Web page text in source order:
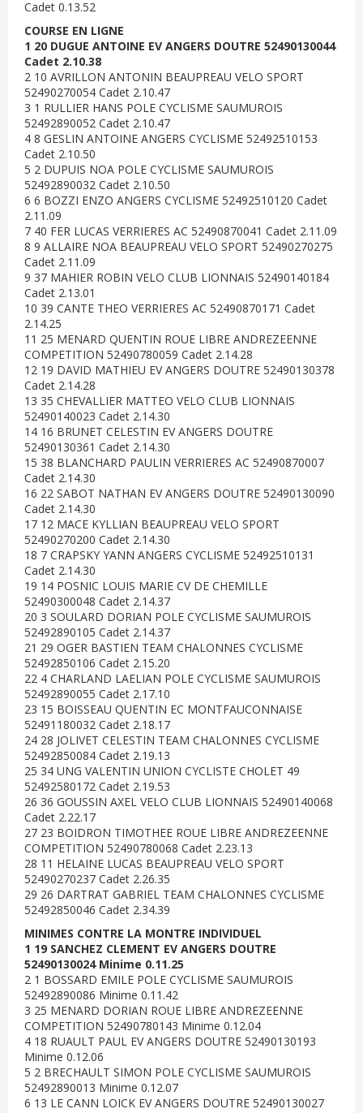
Cadet 0.13.52
COURSE EN LIGNE
1 20 DUGUE ANTOINE EV ANGERS DOUTRE 52490130044
Cadet 2.10.38
2 10 AVRILLON ANTONIN BEAUPREAU VELO SPORT
52490270054 Cadet 2.10.47
3 1 RULLIER HANS POLE CYCLISME SAUMUROIS
52492890052 Cadet 2.10.47
4 8 GESLIN ANTOINE ANGERS CYCLISME 52492510153
Cadet 2.10.50
5 2 DUPUIS NOA POLE CYCLISME SAUMUROIS
52492890032 Cadet 2.10.50
6 6 BOZZI ENZO ANGERS CYCLISME 52492510120 Cadet
2.11.09
7 40 FER LUCAS VERRIERES AC 52490870041 Cadet 2.11.09
8 9 ALLAIRE NOA BEAUPREAU VELO SPORT 52490270275
Cadet 2.11.09
9 37 MAHIER ROBIN VELO CLUB LIONNAIS 52490140184
Cadet 2.13.01
10 39 CANTE THEO VERRIERES AC 52490870171 Cadet
2.14.25
11 25 MENARD QUENTIN ROUE LIBRE ANDREZEENNE
COMPETITION 52490780059 Cadet 2.14.28
12 19 DAVID MATHIEU EV ANGERS DOUTRE 52490130378
Cadet 2.14.28
13 35 CHEVALLIER MATTEO VELO CLUB LIONNAIS
52490140023 Cadet 2.14.30
14 16 BRUNET CELESTIN EV ANGERS DOUTRE
52490130361 Cadet 2.14.30
15 38 BLANCHARD PAULIN VERRIERES AC 52490870007
Cadet 2.14.30
16 22 SABOT NATHAN EV ANGERS DOUTRE 52490130090
Cadet 2.14.30
17 12 MACE KYLLIAN BEAUPREAU VELO SPORT
52490270200 Cadet 2.14.30
18 7 CRAPSKY YANN ANGERS CYCLISME 52492510131
Cadet 2.14.30
19 14 POSNIC LOUIS MARIE CV DE CHEMILLE
52490300048 Cadet 2.14.37
20 3 SOULARD DORIAN POLE CYCLISME SAUMUROIS
52492890105 Cadet 2.14.37
21 29 OGER BASTIEN TEAM CHALONNES CYCLISME
52492850106 Cadet 2.15.20
22 4 CHARLAND LAELIAN POLE CYCLISME SAUMUROIS
52492890055 Cadet 2.17.10
23 15 BOISSEAU QUENTIN EC MONTFAUCONNAISE
52491180032 Cadet 2.18.17
24 28 JOLIVET CELESTIN TEAM CHALONNES CYCLISME
52492850084 Cadet 2.19.13
25 34 UNG VALENTIN UNION CYCLISTE CHOLET 49
52492580172 Cadet 2.19.53
26 36 GOUSSIN AXEL VELO CLUB LIONNAIS 52490140068
Cadet 2.22.17
27 23 BOIDRON TIMOTHEE ROUE LIBRE ANDREZEENNE
COMPETITION 52490780068 Cadet 2.23.13
28 11 HELAINE LUCAS BEAUPREAU VELO SPORT
52490270237 Cadet 2.26.35
29 26 DARTRAT GABRIEL TEAM CHALONNES CYCLISME
52492850046 Cadet 2.34.39
MINIMES CONTRE LA MONTRE INDIVIDUEL
1 19 SANCHEZ CLEMENT EV ANGERS DOUTRE
52490130024 Minime 0.11.25
2 1 BOSSARD EMILE POLE CYCLISME SAUMUROIS
52492890086 Minime 0.11.42
3 25 MENARD DORIAN ROUE LIBRE ANDREZEENNE
COMPETITION 52490780143 Minime 0.12.04
4 18 RUAULT PAUL EV ANGERS DOUTRE 52490130193
Minime 0.12.06
5 2 BRECHAULT SIMON POLE CYCLISME SAUMUROIS
52492890013 Minime 0.12.07
6 13 LE CANN LOICK EV ANGERS DOUTRE 52490130027